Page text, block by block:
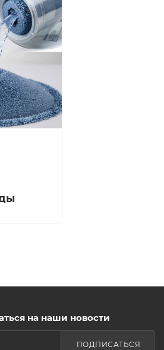
на наши новости
ПОДПИСАТЬСЯ